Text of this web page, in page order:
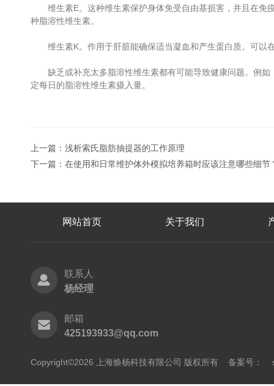
维生素E。这种维生素保护身体免受自由基损害，并且在免
种脂溶性维生素。
维生素K。作用于肝脏能确保适当凝血和产生蛋白质。可以
缺乏或补充太多脂溶性维生素都有可能导致健康问题。例如
定每日的脂溶性维生素摄入量。
上一篇： 浅析索氏脂肪抽提器的工作原理
下一篇： 在使用和日常维护体外模拟培养箱时应该注意哪些细节
网站首页 关于我们
联系人
杨经理
邮箱
425193933@qq.com
Copyright©2026 上海焕杨科技有限公司 版权所有 备案号：